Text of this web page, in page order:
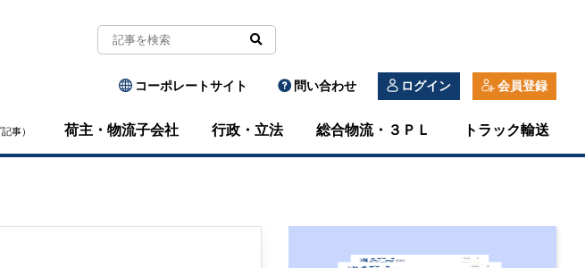
コーポレートサイト 問い合わせ ログイン 会員登録
事） 荷主・物流子会社 行政・立法 総合物流・３ＰＬ トラック輸送